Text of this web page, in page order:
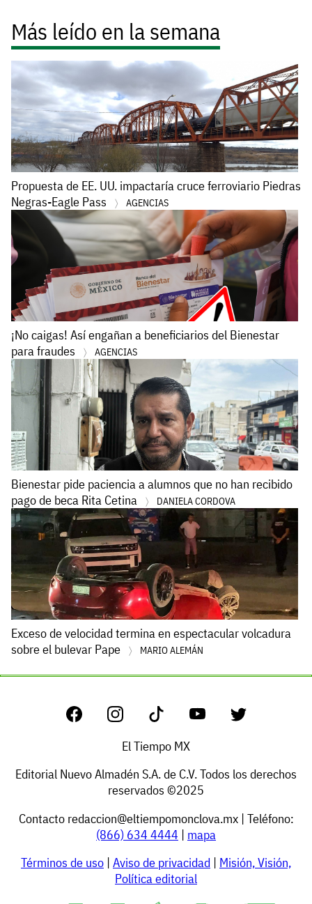
Más leído en la semana
Propuesta de EE. UU. impactaría cruce ferroviario Piedras
Negras-Eagle Pass
AGENCIAS
¡No caigas! Así engañan a beneficiarios del Bienestar
para fraudes
AGENCIAS
Bienestar pide paciencia a alumnos que no han recibido
pago de beca Rita Cetina
DANIELA CORDOVA
Exceso de velocidad termina en espectacular volcadura
sobre el bulevar Pape
MARIO ALEMÁN
El Tiempo MX
Editorial Nuevo Almadén S.A. de C.V. Todos los derechos
reservados ©2025
Contacto redaccion@eltiempomonclova.mx| Teléfono:
(866) 634 4444 | mapa
Términos de uso | Aviso de privacidad | Misión, Visión,
Política editorial